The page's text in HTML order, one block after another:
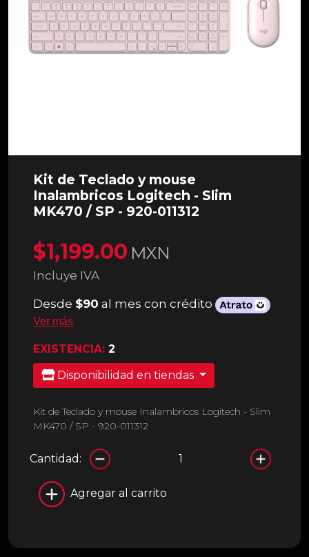
Kit de Teclado y mouse
Inalambricos Logitech - Slim
MK470 / SP - 920-011312
$1,199.00 MXN
Incluye IVA
Desde $90 al mes con crédito
Ver más
EXISTENCIA: 2
Disponibilidad en tiendas
Kit de Teclado y mouse Inalambricos Logitech - Slim
MK470 / SP - 920-011312
Cantidad:
Agregar al carrito